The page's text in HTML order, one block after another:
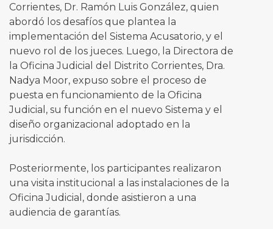
Corrientes, Dr. Ramón Luis González, quien
abordó los desafíos que plantea la
implementación del Sistema Acusatorio, y el
nuevo rol de los jueces. Luego, la Directora de
la Oficina Judicial del Distrito Corrientes, Dra.
Nadya Moor, expuso sobre el proceso de
puesta en funcionamiento de la Oficina
Judicial, su función en el nuevo Sistema y el
diseño organizacional adoptado en la
jurisdicción.
Posteriormente, los participantes realizaron
una visita institucional a las instalaciones de la
Oficina Judicial, donde asistieron a una
audiencia de garantías.